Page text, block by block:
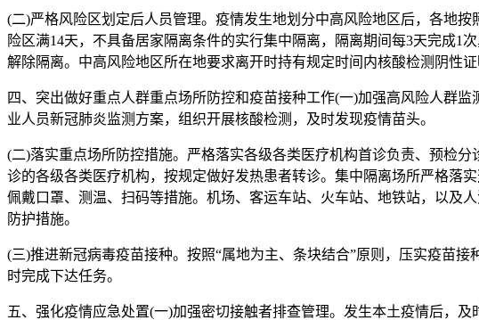
(二)严格风险区划定后人员管理。疫情发生地划分中高风险地区后，各地
险区满14天，不具备居家隔离条件的实行集中隔离，隔离期间每3天完成
解除隔离。中高风险地区所在地要求离开时持有规定时间内核酸检测阴性
四、突出做好重点人群重点场所防控和疫苗接种工作(一)加强高风险人群
业人员新冠肺炎监测方案，组织开展核酸检测，及时发现疫情苗头。
(二)落实重点场所防控措施。严格落实各级各类医疗机构首诊负责、预检
诊的各级各类医疗机构，按规定做好发热患者转诊。集中隔离场所严格落
佩戴口罩、测温、扫码等措施。机场、客运车站、火车站、地铁站，以及
防护措施。
(三)推进新冠病毒疫苗接种。按照“属地为主、条块结合”原则，压实疫苗
时完成下达任务。
五、强化疫情应急处置(一)加强密切接触者排查管理。发生本土疫情后，